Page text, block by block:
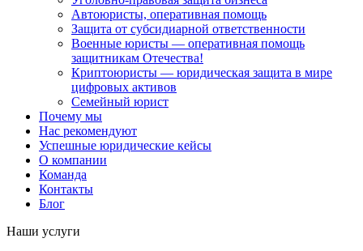
Автоюристы, оперативная помощь
Защита от субсидиарной ответственности
Военные юристы — оперативная помощь
защитникам Отечества!
Криптоюристы — юридическая защита в мире
цифровых активов
Семейный юрист
Почему мы
Нас рекомендуют
Успешные юридические кейсы
О компании
Команда
Контакты
Блог
Наши услуги